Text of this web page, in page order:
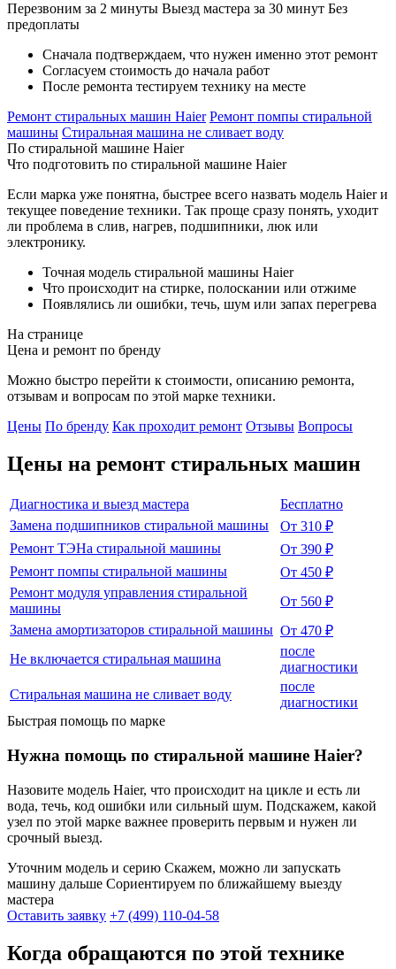
Перезвоним за 2 минуты Выезд мастера за 30 минут Без
предоплаты
Сначала подтверждаем, что нужен именно этот ремонт
Согласуем стоимость до начала работ
После ремонта тестируем технику на месте
Ремонт стиральных машин Haier Ремонт помпы стиральной
машины Стиральная машина не сливает воду
По стиральной машине Haier
Что подготовить по стиральной машине Haier
Если марка уже понятна, быстрее всего назвать модель Haier и
текущее поведение техники. Так проще сразу понять, уходит
ли проблема в слив, нагрев, подшипники, люк или
электронику.
Точная модель стиральной машины Haier
Что происходит на стирке, полоскании или отжиме
Появлялись ли ошибки, течь, шум или запах перегрева
На странице
Цена и ремонт по бренду
Можно быстро перейти к стоимости, описанию ремонта,
отзывам и вопросам по этой марке техники.
Цены По бренду Как проходит ремонт Отзывы Вопросы
Цены на ремонт стиральных машин
Диагностика и выезд мастера
Бесплатно
Замена подшипников стиральной машины
От 310 ₽
Ремонт ТЭНа стиральной машины
От 390 ₽
Ремонт помпы стиральной машины
От 450 ₽
Ремонт модуля управления стиральной
машины
От 560 ₽
Замена амортизаторов стиральной машины От 470 ₽
Не включается стиральная машина
после
диагностики
Стиральная машина не сливает воду
после
диагностики
Быстрая помощь по марке
Нужна помощь по стиральной машине Haier?
Назовите модель Haier, что происходит на цикле и есть ли
вода, течь, код ошибки или сильный шум. Подскажем, какой
узел по этой марке важнее проверить первым и нужен ли
срочный выезд.
Уточним модель и серию Скажем, можно ли запускать
машину дальше Сориентируем по ближайшему выезду
мастера
Оставить заявку +7 (499) 110-04-58
Когда обращаются по этой технике